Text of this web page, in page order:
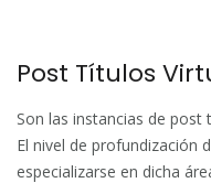
Post Títulos
Son las instancias de
El nivel de profundización
especializarse en dicha